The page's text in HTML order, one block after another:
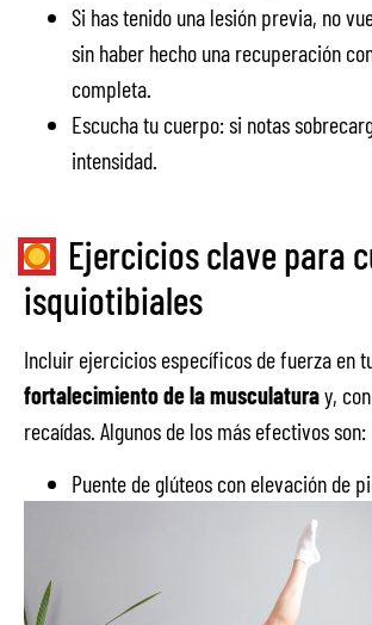
Si has tenido una lesión previa, no
sin haber hecho una recuperación
completa.
Escucha tu cuerpo: si notas
intensidad.
Ejercicios clave para
isquiotibiales
Incluir ejercicios específicos de fuerza en
fortalecimiento de la musculaturay,
recaídas. Algunos de los más efectivos son:
Puente de glúteos con elevación de